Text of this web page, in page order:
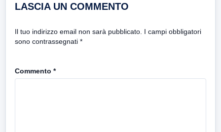
LASCIA UN COMMENTO
Il tuo indirizzo email non sarà pubblicato. I campi obbligatori
sono contrassegnati *
Commento *